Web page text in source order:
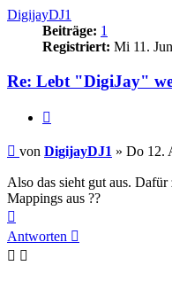
DigijayDJ1
Beiträge: 1
Registriert: Mi 11.
Re: Lebt "DigiJay"
Beitrag
von DigijayDJ1 » Do 12.
Also das sieht gut aus.
Mappings aus ??
oben
Antworten